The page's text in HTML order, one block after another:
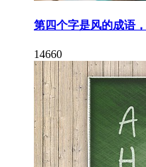
第四个字是风的成语
14660